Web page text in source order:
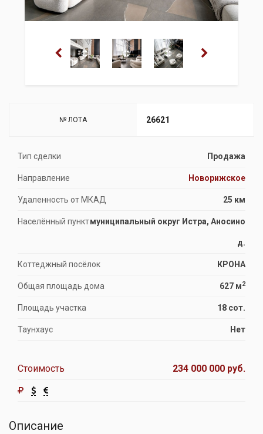
№ ЛОТА 26621
Тип сделки Продажа
Направление Новорижское
Удаленность от МКАД 25 км
Населённый пунктмуниципальный округ Истра, Аносино
д.
Коттеджный посёлок КРОНА
Общая площадь дома 627 м2
Площадь участка 18 сот.
Таунхаус Нет
Стоимость 234 000 000 руб.
Описание